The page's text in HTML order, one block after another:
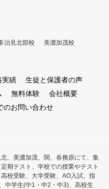
治見北部校
美濃加茂校
実績
生徒と保護者の声
無料体験
会社概要
のお問い合わせ
、美濃加茂、関、各務原にて、集
期テスト、学校での授業やテスト
校受験、大学受験、AO入試、指
中学生(中1・中2・中3)、高校生